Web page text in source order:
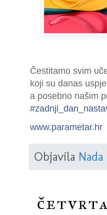
Čestitamo svim
koji su danas
a posebno našim
#
www.parametar.hr
Objavila